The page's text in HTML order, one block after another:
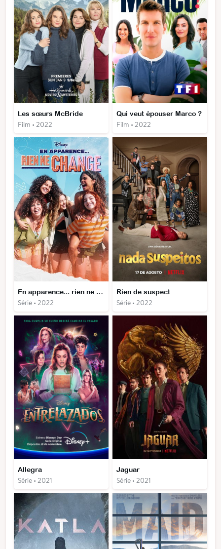
Les sœurs McBride
Film • 2022
Qui veut épouser Marco ?
Film • 2022
En apparence... rien ne change
Série • 2022
Rien de suspect
Série • 2022
Allegra
Série • 2021
Jaguar
Série • 2021